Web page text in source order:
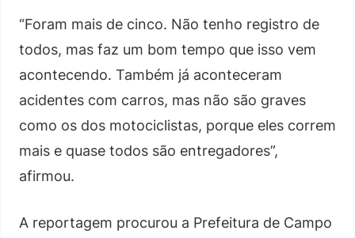
“Foram mais de cinco. Não tenho registro de
todos, mas faz um bom tempo que isso vem
acontecendo. Também já aconteceram
acidentes com carros, mas não são graves
como os dos motociclistas, porque eles correm
mais e quase todos são entregadores”,
afirmou.
A reportagem procurou a Prefeitura de Campo